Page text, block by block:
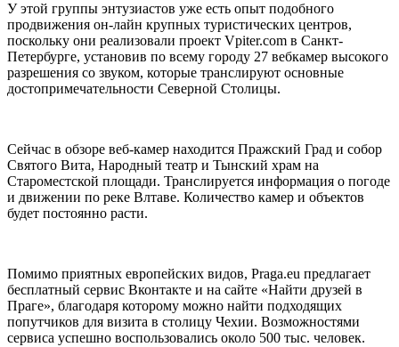
У этой группы энтузиастов уже есть опыт подобного
продвижения он-лайн крупных туристических центров,
поскольку они реализовали проект Vpiter.com в Санкт-
Петербурге, установив по всему городу 27 вебкамер высокого
разрешения со звуком, которые транслируют основные
достопримечательности Северной Столицы.
Сейчас в обзоре веб-камер находится Пражский Град и собор
Святого Вита, Народный театр и Тынский храм на
Староместской площади. Транслируется информация о погоде
и движении по реке Влтаве. Количество камер и объектов
будет постоянно расти.
Помимо приятных европейских видов, Praga.eu предлагает
бесплатный сервис Вконтакте и на сайте «Найти друзей в
Праге», благодаря которому можно найти подходящих
попутчиков для визита в столицу Чехии. Возможностями
сервиса успешно воспользовались около 500 тыс. человек.